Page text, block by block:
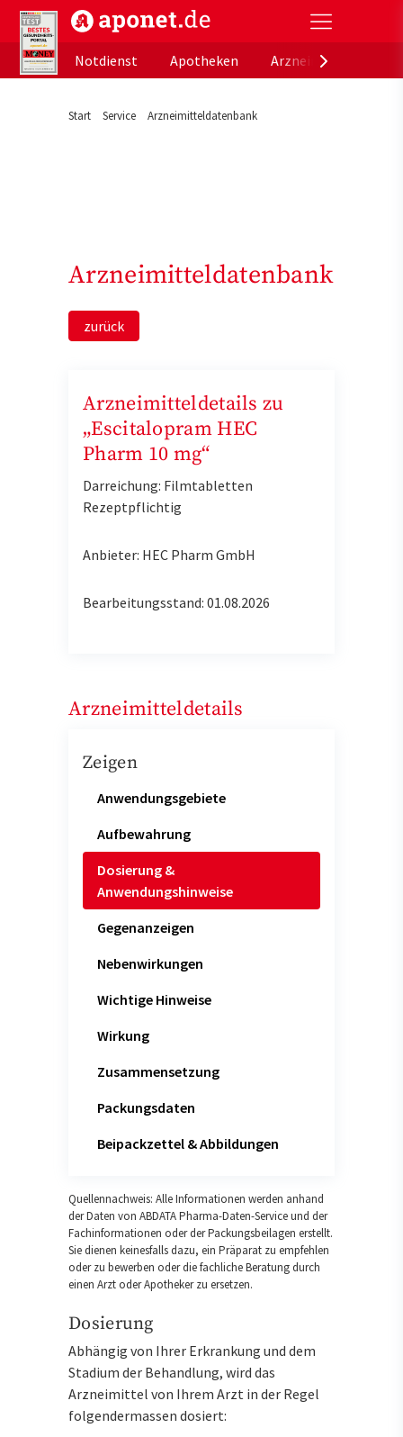
aponet.de - Das offizielle Gesundheitsportal der
Notdienst
Apotheken
Start Service Arzneimitteldatenbank
Arzneimitteldatenbank
zurück
Arzneimitteldetails zu
„Escitalopram HEC
Pharm 10 mg“
Darreichung: Filmtabletten
Rezeptpflichtig
Anbieter: HEC Pharm GmbH
Bearbeitungsstand: 01.08.2026
Arzneimitteldetails
Zeigen
Anwendungsgebiete
Aufbewahrung
Dosierung &
Anwendungshinweise
Gegenanzeigen
Nebenwirkungen
Wichtige Hinweise
Wirkung
Zusammensetzung
Packungsdaten
Beipackzettel & Abbildungen
Quellennachweis: Alle Informationen werden anhand
der Daten von ABDATA Pharma-Daten-Service und der
Fachinformationen oder der Packungsbeilagen erstellt.
Sie dienen keinesfalls dazu, ein Präparat zu empfehlen
oder zu bewerben oder die fachliche Beratung durch
einen Arzt oder Apotheker zu ersetzen.
Dosierung
Abhängig von Ihrer Erkrankung und dem
Stadium der Behandlung, wird das
Arzneimittel von Ihrem Arzt in der Regel
folgendermassen dosiert: